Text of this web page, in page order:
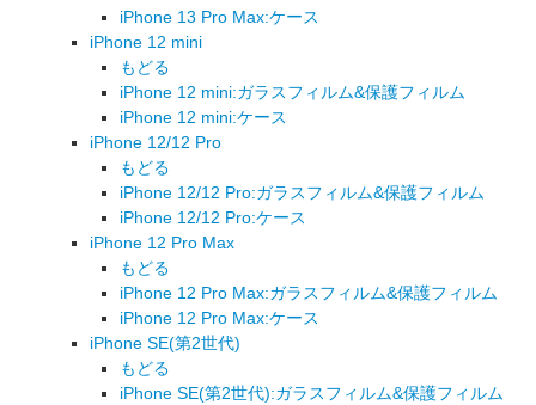
iPhone 13 Pro Max:ケース
iPhone 12 mini
もどる
iPhone 12 mini:ガラスフィルム&保護フィルム
iPhone 12 mini:ケース
iPhone 12/12 Pro
もどる
iPhone 12/12 Pro:ガラスフィルム&保護フィルム
iPhone 12/12 Pro:ケース
iPhone 12 Pro Max
もどる
iPhone 12 Pro Max:ガラスフィルム&保護フィルム
iPhone 12 Pro Max:ケース
iPhone SE(第2世代)
もどる
iPhone SE(第2世代):ガラスフィルム&保護フィルム